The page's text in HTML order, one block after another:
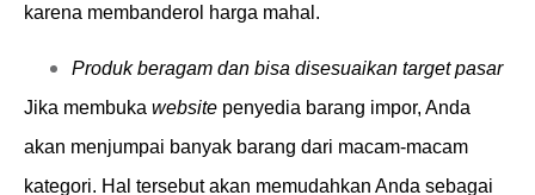
karena membanderol harga mahal.
Produk beragam dan bisa disesuaikan target pasar
Jika membuka website penyedia barang impor, Anda
akan menjumpai banyak barang dari macam-macam
kategori. Hal tersebut akan memudahkan Anda sebagai